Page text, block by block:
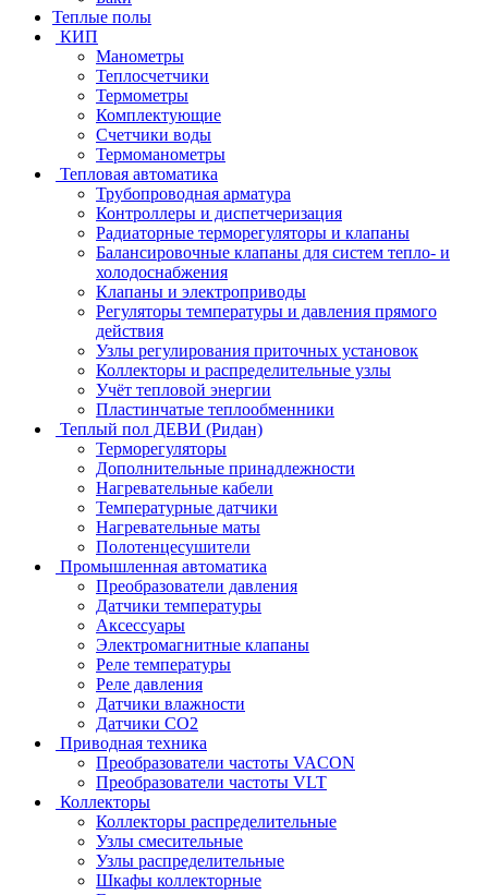
Теплые полы
КИП
Манометры
Теплосчетчики
Термометры
Комплектующие
Счетчики воды
Термоманометры
Тепловая автоматика
Трубопроводная арматура
Контроллеры и диспетчеризация
Радиаторные терморегуляторы и клапаны
Балансировочные клапаны для систем тепло- и
холодоснабжения
Клапаны и электроприводы
Регуляторы температуры и давления прямого
действия
Узлы регулирования приточных установок
Коллекторы и распределительные узлы
Учёт тепловой энергии
Пластинчатые теплообменники
Теплый пол ДЕВИ (Ридан)
Терморегуляторы
Дополнительные принадлежности
Нагревательные кабели
Температурные датчики
Нагревательные маты
Полотенцесушители
Промышленная автоматика
Преобразователи давления
Датчики температуры
Аксессуары
Электромагнитные клапаны
Реле температуры
Реле давления
Датчики влажности
Датчики CO2
Приводная техника
Преобразователи частоты VACON
Преобразователи частоты VLT
Коллекторы
Коллекторы распределительные
Узлы смесительные
Узлы распределительные
Шкафы коллекторные